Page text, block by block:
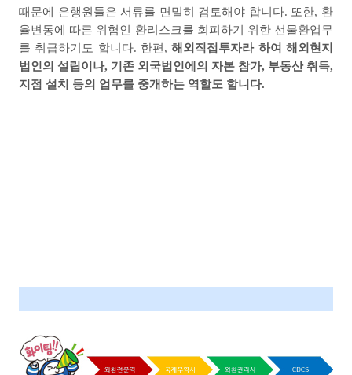
때문에 은행원들은 서류를 면밀히 검토해야 합니다. 또한, 환
율변동에 따른 위험인 환리스크를 회피하기 위한 선물환업무
를 취급하기도 합니다. 한편 ,해외직접투자라 하여 해외현지
법인의 설립이나, 기존 외국법인에의 자본 참가, 부동산 취득,
지점 설치 등의 업무를 중개하는 역할도 합니다.